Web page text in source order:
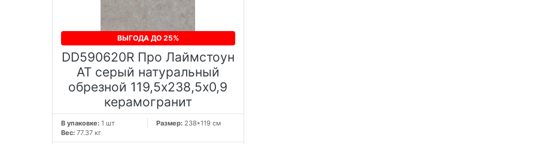
ВЫГОДА ДО 25%
DD590620R Про Лаймстоун
АТ серый натуральный
обрезной 119,5х238,5x0,9
керамогранит
В упаковке:1 шт Размер: 238*119 см
Вес: 77.37 кг